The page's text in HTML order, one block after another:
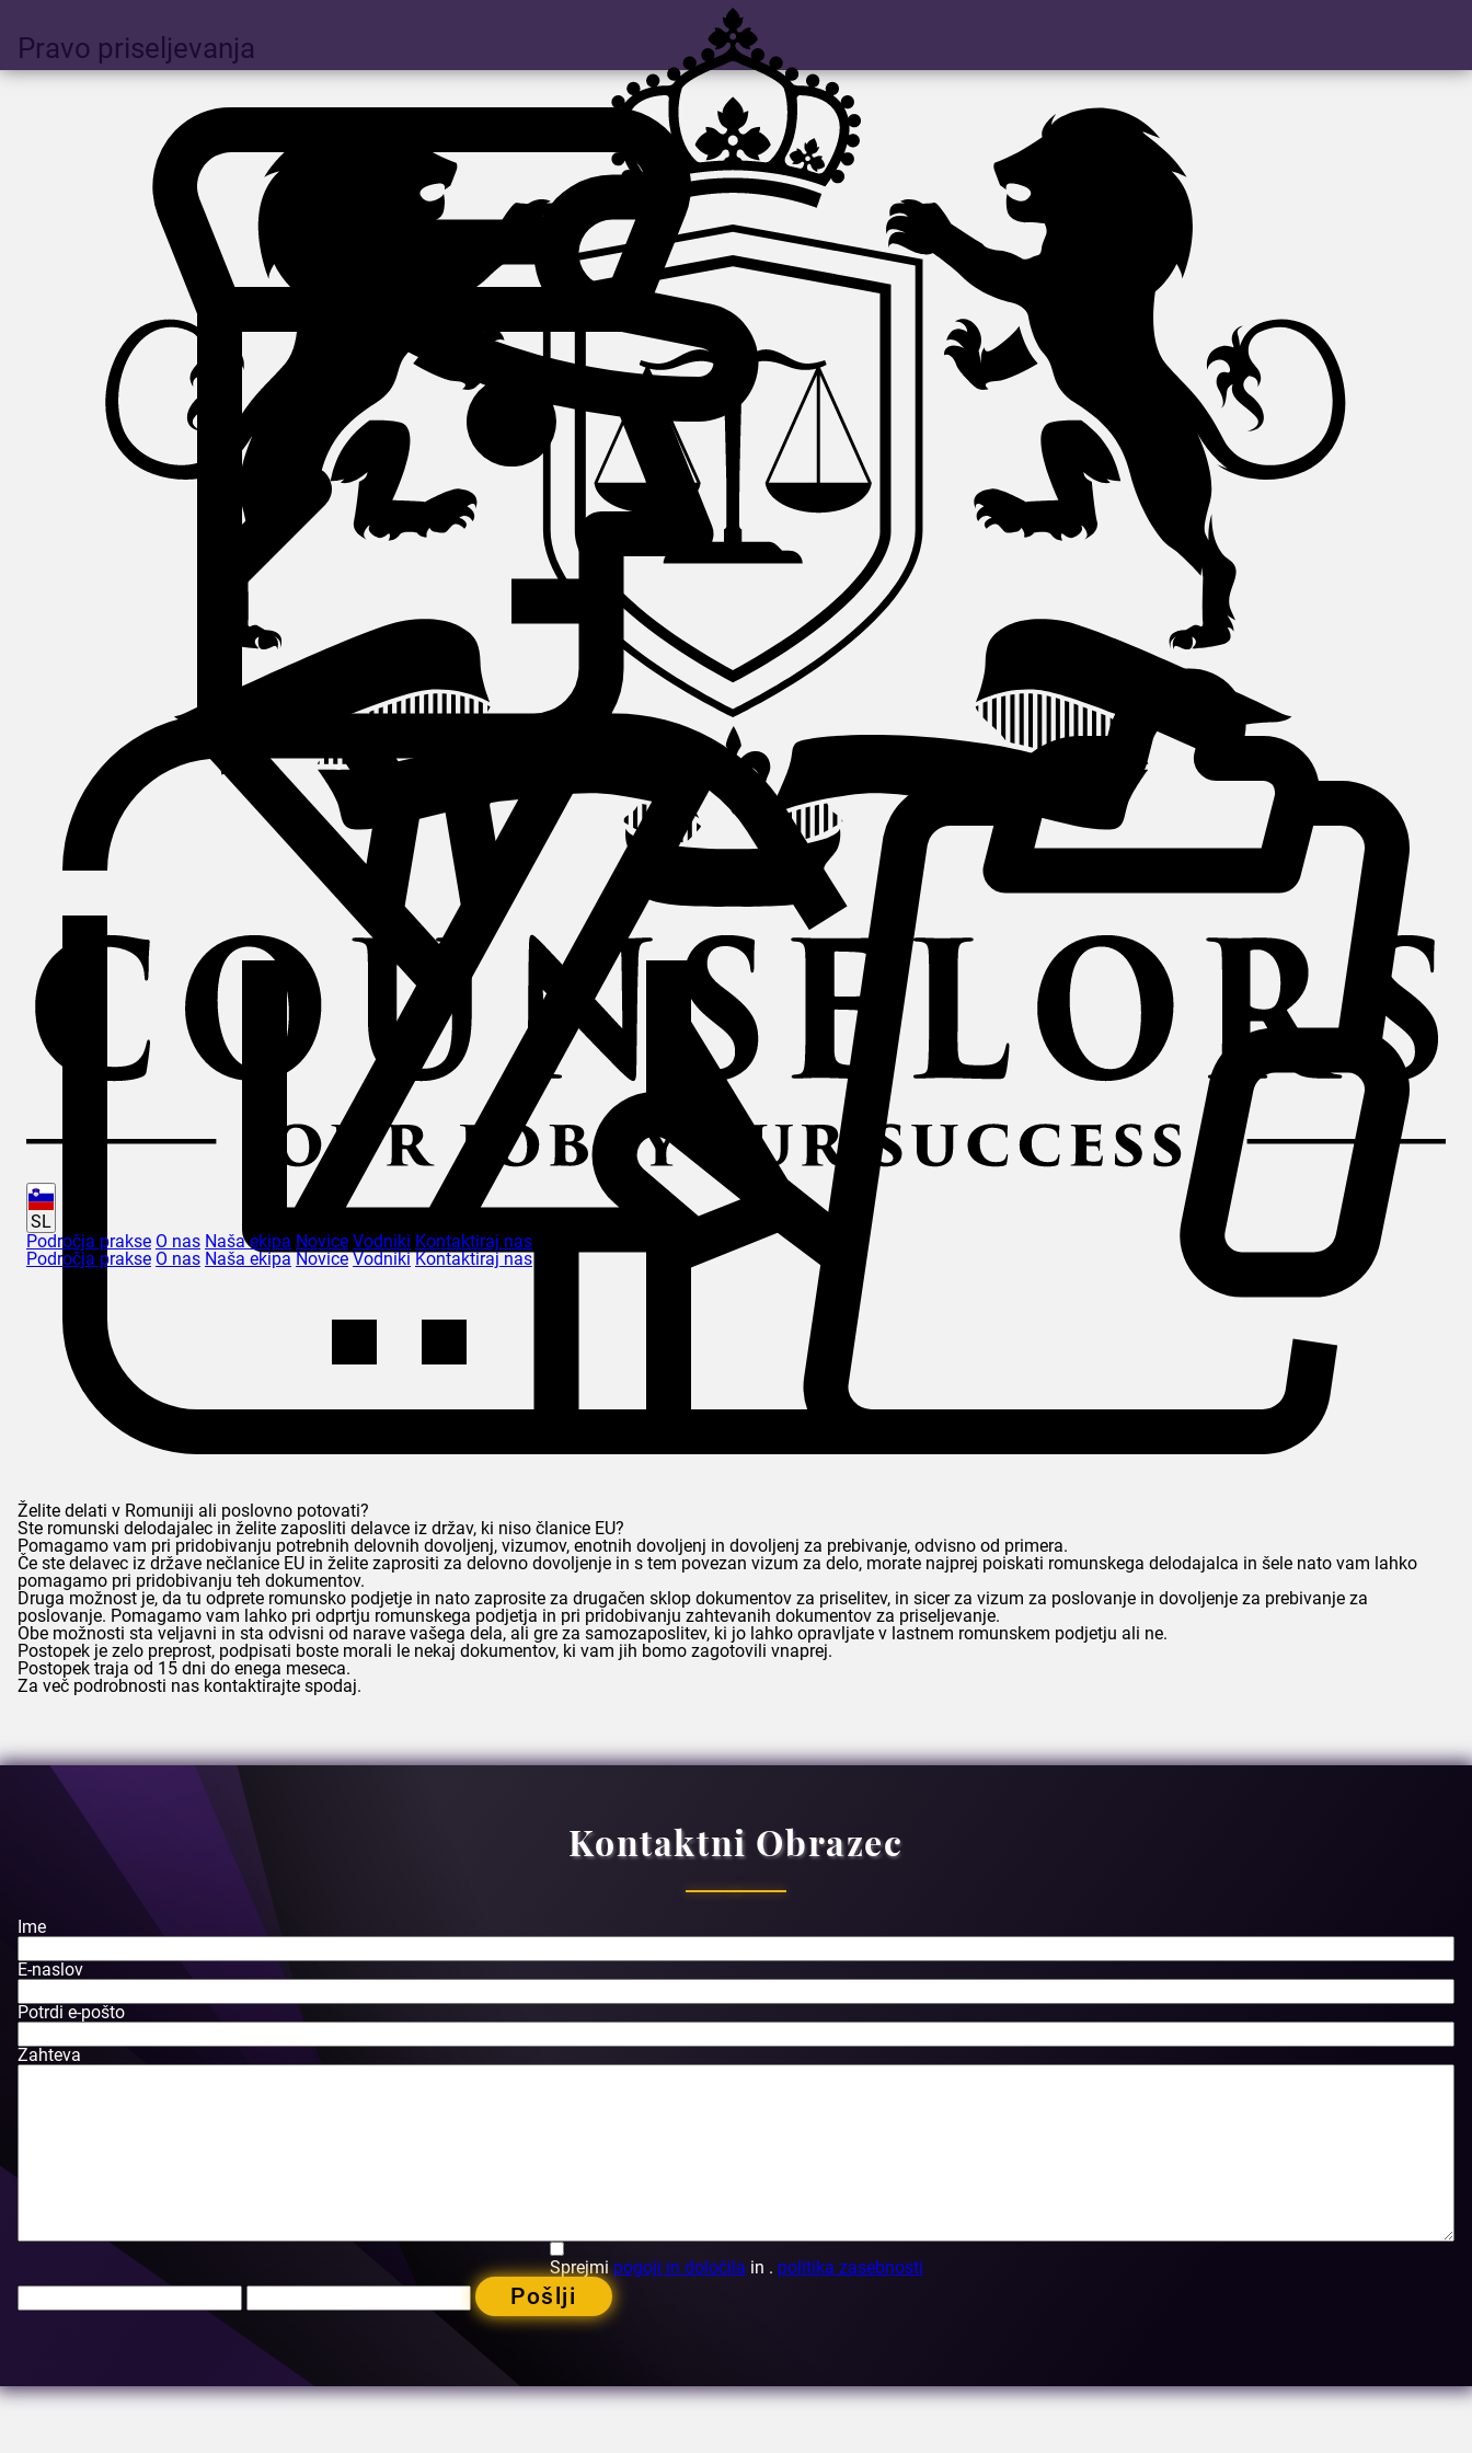
SL
Področja prakse O nas Naša ekipa Novice Vodniki Kontaktiraj nas
Področja prakse O nas Naša ekipa Novice Vodniki Kontaktiraj nas
Pravo priseljevanja
Želite delati v Romuniji ali poslovno potovati?
Ste romunski delodajalec in želite zaposliti delavce iz držav, ki niso članice EU?
Pomagamo vam pri pridobivanju potrebnih delovnih dovoljenj, vizumov, enotnih dovoljenj in dovoljenj za prebivanje, odvisno od primera.
Če ste delavec iz države nečlanice EU in želite zaprositi za delovno dovoljenje in s tem povezan vizum za delo, morate najprej poiskati romunskega delodajalca in šele nato vam lahko
pomagamo pri pridobivanju teh dokumentov.
Druga možnost je, da tu odprete romunsko podjetje in nato zaprosite za drugačen sklop dokumentov za priselitev, in sicer za vizum za poslovanje in dovoljenje za prebivanje za
poslovanje. Pomagamo vam lahko pri odprtju romunskega podjetja in pri pridobivanju zahtevanih dokumentov za priseljevanje.
Obe možnosti sta veljavni in sta odvisni od narave vašega dela, ali gre za samozaposlitev, ki jo lahko opravljate v lastnem romunskem podjetju ali ne.
Postopek je zelo preprost, podpisati boste morali le nekaj dokumentov, ki vam jih bomo zagotovili vnaprej.
Postopek traja od 15 dni do enega meseca.
Za več podrobnosti nas kontaktirajte spodaj.
Kontaktni Obrazec
Ime
E-naslov
Potrdi e-pošto
Zahteva
Sprejmi pogoji in določila in . politika zasebnosti
Pošlji